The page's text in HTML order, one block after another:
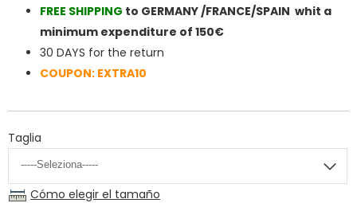
FREE SHIPPING to GERMANY /FRANCE/SPAIN whit a
minimum expenditure of 150€
30 DAYS for the return
COUPON: EXTRA10
Taglia
Cómo elegir el tamaño